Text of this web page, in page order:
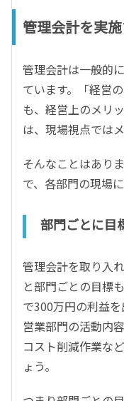
管理会計を実
管理会計は一般的
ています。「経営
も、経営上のメリ
は、現場視点では
そんなことはあり
で、各部門の現場
部門ごとに目
管理会計を取り入
と部門ごとの目標
で300万円の利益を
営業部門の活動内
コスト削減作業な
ょう。